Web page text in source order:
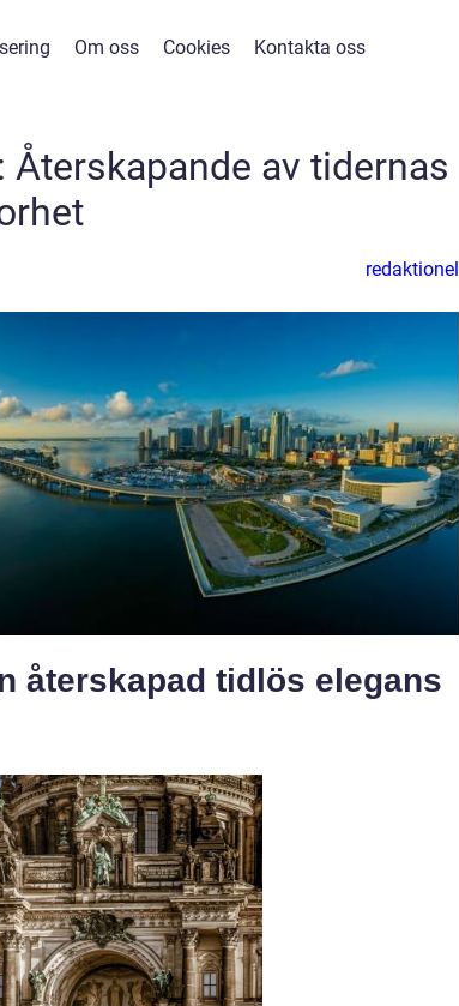
Om oss Cookies Kontakta oss
av tidernas
redaktionel
återskapad tidlös elegans